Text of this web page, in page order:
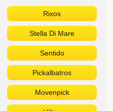
Rixos
Stella Di Mare
Sentido
Pickalbatros
Movenpick